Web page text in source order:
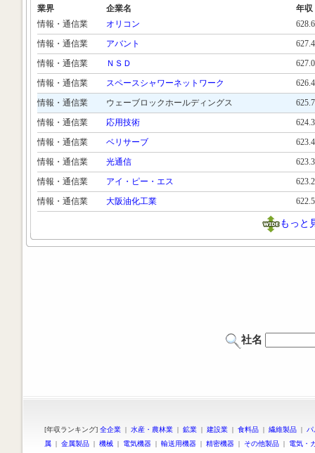
業界 企業名
年収
情報・通信業
オリコン
情報・通信業
アバント
情報・通信業
ＮＳＤ
情報・通信業
スペースシャワーネットワーク
情報・通信業
ウェーブロックホールディングス
情報・通信業
応用技術
情報・通信業
ベリサーブ
情報・通信業
光通信
情報・通信業
アイ・ピー・エス
情報・通信業
大阪油化工業
もっと
社名
[年収ランキング] 全企業 | 水産・農林業 | 鉱業 | 建設業 | 食料品 | 繊維製品 |
属 | 金属製品 | 機械 | 電気機器 | 輸送用機器 | 精密機器 | その他製品 | 電気・